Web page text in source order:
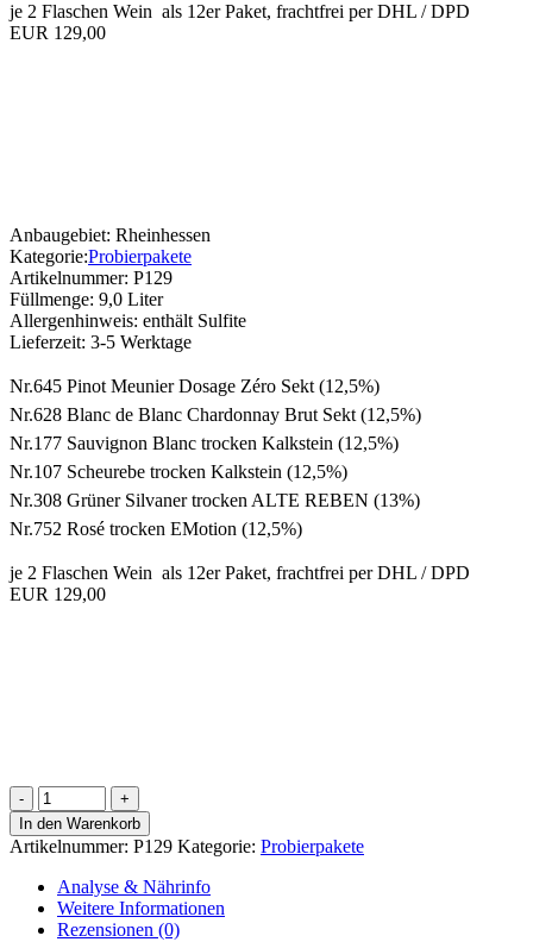
je 2 Flaschen Wein als 12er Paket, frachtfrei per DHL / DPD
EUR 129,00
Anbaugebiet: Rheinhessen
Kategorie:Probierpakete
Artikelnummer: P129
Füllmenge: 9,0 Liter
Allergenhinweis: enthält Sulfite
Lieferzeit: 3-5 Werktage
Nr.645 Pinot Meunier Dosage Zéro Sekt (12,5%)
Nr.628 Blanc de Blanc Chardonnay Brut Sekt (12,5%)
Nr.177 Sauvignon Blanc trocken Kalkstein (12,5%)
Nr.107 Scheurebe trocken Kalkstein (12,5%)
Nr.308 Grüner Silvaner trocken ALTE REBEN (13%)
Nr.752 Rosé trocken EMotion (12,5%)
je 2 Flaschen Wein als 12er Paket, frachtfrei per DHL / DPD
EUR 129,00
P129
|
Schlemmer
-
Paket
Menge
In den Warenkorb
Artikelnummer: P129 Kategorie: Probierpakete
Analyse & Nährinfo
Weitere Informationen
Rezensionen (0)